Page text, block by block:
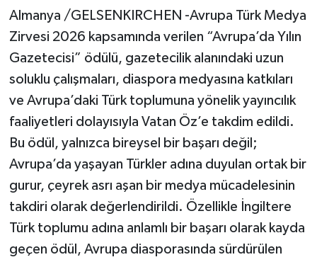
Almanya /GELSENKIRCHEN -Avrupa Türk Medya
Zirvesi 2026 kapsamında verilen “Avrupa’da Yılın
Gazetecisi” ödülü, gazetecilik alanındaki uzun
soluklu çalışmaları, diaspora medyasına katkıları
ve Avrupa’daki Türk toplumuna yönelik yayıncılık
faaliyetleri dolayısıyla Vatan Öz’e takdim edildi.
Bu ödül, yalnızca bireysel bir başarı değil;
Avrupa’da yaşayan Türkler adına duyulan ortak bir
gurur, çeyrek asrı aşan bir medya mücadelesinin
takdiri olarak değerlendirildi. Özellikle İngiltere
Türk toplumu adına anlamlı bir başarı olarak kayda
geçen ödül, Avrupa diasporasında sürdürülen